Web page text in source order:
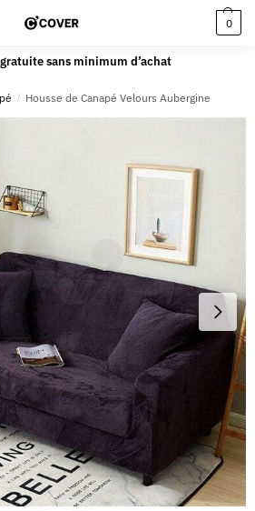
0
sans minimum d’achat
/ Housse de Canapé Velours Aubergine